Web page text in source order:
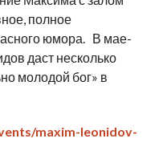
полное
юмора. В мае-
даст несколько
молодой бог» в
maxim-leonidov-